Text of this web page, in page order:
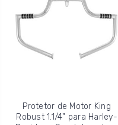
Protetor de Motor King
Robust 1.1/4" para Harley-